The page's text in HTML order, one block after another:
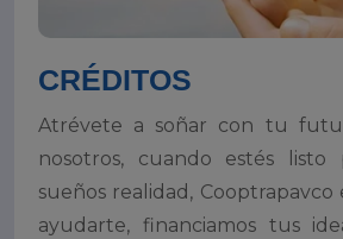
CRÉDITOS
Atrévete a soñar con tu
nosotros, cuando estés
sueños realidad, Cooptrapavco
ayudarte, financiamos tus